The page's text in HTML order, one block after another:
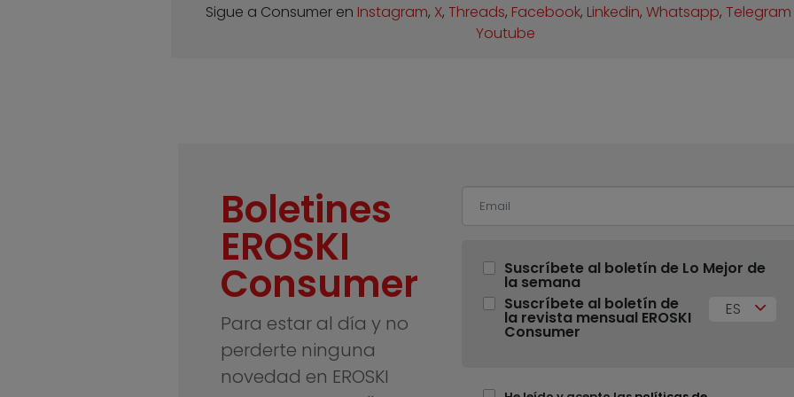
Sigue a Consumer en Instagram, X,Threads, Facebook, Linkedin,Whatsapp,Telegram
Youtube
Boletines
EROSKI
Consumer
Para estar al día y no
perderte ninguna
novedad en EROSKI
Suscríbete al boletín de Lo Mejor de
la semana
Suscríbete al boletín de
la revista mensual EROSKI
Consumer
ES